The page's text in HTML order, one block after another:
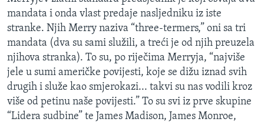
mandata i onda vlast predaje nasljedniku iz iste
stranke. Njih Merry naziva “three-termers,” oni sa tri
mandata (dva su sami služili, a treći je od njih preuzela
njihova stranka). To su, po riječima Merryja, “najviše
jele u sumi američke povijesti, koje se dižu iznad svih
drugih i služe kao smjerokazi... takvi su nas vodili kroz
više od petinu naše povijesti.” To su svi iz prve skupine
“Lidera sudbine” te James Madison, James Monroe,